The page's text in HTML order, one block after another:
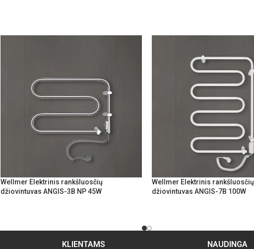
Wellmer Elektrinis rankšluosčių
džiovintuvas ANGIS-3B NP 45W
Wellmer Elektrinis rankšluosčių
džiovintuvas ANGIS-7B 100W
KLIENTAMS NAUDINGA